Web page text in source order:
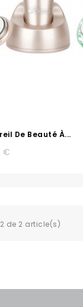
De Beauté À...
€
de 2 article(s)